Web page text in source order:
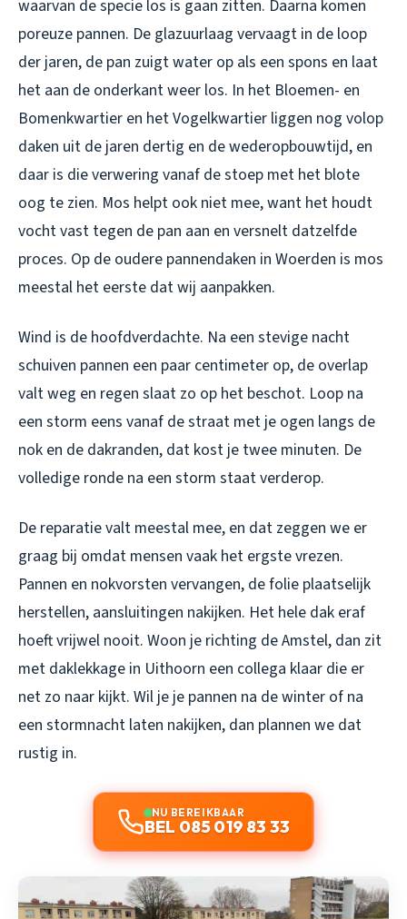
waarvan de specie los is gaan zitten. Daarna komen
poreuze pannen. De glazuurlaag vervaagt in de loop
der jaren, de pan zuigt water op als een spons en laat
het aan de onderkant weer los. In het Bloemen- en
Bomenkwartier en het Vogelkwartier liggen nog volop
daken uit de jaren dertig en de wederopbouwtijd, en
daar is die verwering vanaf de stoep met het blote
oog te zien. Mos helpt ook niet mee, want het houdt
vocht vast tegen de pan aan en versnelt datzelfde
proces. Op de oudere pannendaken in Woerden is mos
meestal het eerste dat wij aanpakken.
Wind is de hoofdverdachte. Na een stevige nacht
schuiven pannen een paar centimeter op, de overlap
valt weg en regen slaat zo op het beschot. Loop na
een storm eens vanaf de straat met je ogen langs de
nok en de dakranden, dat kost je twee minuten. De
volledige ronde na een storm staat verderop.
De reparatie valt meestal mee, en dat zeggen we er
graag bij omdat mensen vaak het ergste vrezen.
Pannen en nokvorsten vervangen, de folie plaatselijk
herstellen, aansluitingen nakijken. Het hele dak eraf
hoeft vrijwel nooit. Woon je richting de Amstel, dan zit
met daklekkage in Uithoorn een collega klaar die er
net zo naar kijkt. Wil je je pannen na de winter of na
een stormnacht laten nakijken, dan plannen we dat
rustig in.
NU BEREIKBAAR
BEL 085 019 83 33